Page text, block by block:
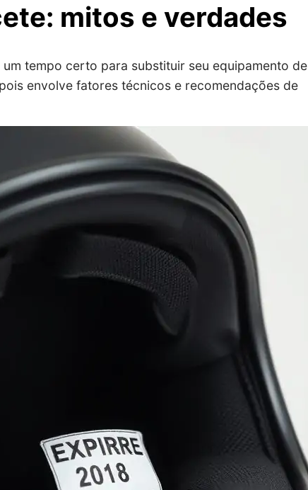
mitos e verdades
tempo certo para substituir seu equipamento de
envolve fatores técnicos e recomendações de